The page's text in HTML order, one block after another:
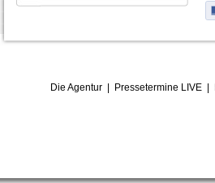
Die Agentur| Pressetermine LIVE|